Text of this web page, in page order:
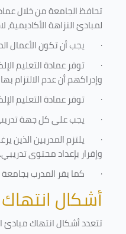
تحافظ الجامعة من خلال
لمبادئ النزاهة الأكاديمية،
· يجب أن تكون الأعمال
· توفر عمادة التعليم
وإدراكهم أن عدم
· توفر عمادة التعليم
· يجب على كل جهة تدريب
· يلتزم المدربين
وإقرار بإعداد محتوى
· كما يقر المدرب
أشكال انتهاك
تتعدد أشكال انتهاك مبادئ